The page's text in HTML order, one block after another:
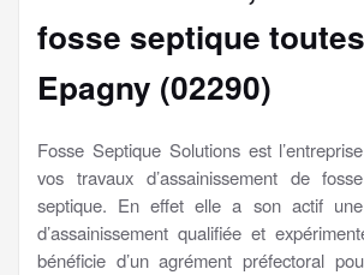
fosse septique
Epagny (02290)
Fosse Septique Solutions est
vos travaux d’assainissement de
septique. En effet elle a son actif une
d’assainissement qualifiée et
bénéficie d’un agrément préfectoral